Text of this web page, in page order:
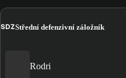
SDZStřední defenzivní záložník
Rodri